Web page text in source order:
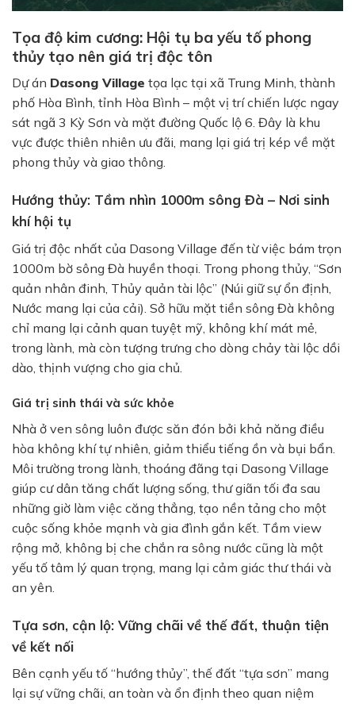
Tọa độ kim cương: Hội tụ ba yếu tố phong
thủy tạo nên giá trị độc tôn
Dự án Dasong Village tọa lạc tại xã Trung Minh, thành
phố Hòa Bình, tỉnh Hòa Bình – một vị trí chiến lược ngay
sát ngã 3 Kỳ Sơn và mặt đường Quốc lộ 6. Đây là khu
vực được thiên nhiên ưu đãi, mang lại giá trị kép về mặt
phong thủy và giao thông.
Hướng thủy: Tầm nhìn 1000m sông Đà – Nơi sinh
khí hội tụ
Giá trị độc nhất của Dasong Village đến từ việc bám trọn
1000m bờ sông Đà huyền thoại. Trong phong thủy, “Sơn
quản nhân đinh, Thủy quản tài lộc” (Núi giữ sự ổn định,
Nước mang lại của cải). Sở hữu mặt tiền sông Đà không
chỉ mang lại cảnh quan tuyệt mỹ, không khí mát mẻ,
trong lành, mà còn tượng trưng cho dòng chảy tài lộc dồi
dào, thịnh vượng cho gia chủ.
Giá trị sinh thái và sức khỏe
Nhà ở ven sông luôn được săn đón bởi khả năng điều
hòa không khí tự nhiên, giảm thiểu tiếng ồn và bụi bẩn.
Môi trường trong lành, thoáng đãng tại Dasong Village
giúp cư dân tăng chất lượng sống, thư giãn tối đa sau
những giờ làm việc căng thẳng, tạo nền tảng cho một
cuộc sống khỏe mạnh và gia đình gắn kết. Tầm view
rộng mở, không bị che chắn ra sông nước cũng là một
yếu tố tâm lý quan trọng, mang lại cảm giác thư thái và
an yên.
Tựa sơn, cận lộ: Vững chãi về thế đất, thuận tiện
về kết nối
Bên cạnh yếu tố “hướng thủy”, thế đất “tựa sơn” mang
lại sự vững chãi, an toàn và ổn định theo quan niệm